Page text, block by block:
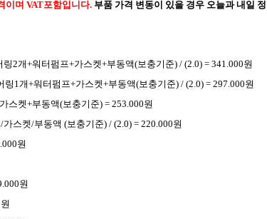
이며 VAT포함입니다. 부품 가격 변동이 있을 경우 오늘과 내일
2개+워터펌프+가스켓+부동액(보충기준) / (2.0) = 341.000원
1개+워터펌프+가스켓+부동액(보충기준) / (2.0) = 297.000원
스켓+부동액(보충기준) = 253.000원
스켓/부동액 (보충기준) / (2.0) = 220.000원
원
원